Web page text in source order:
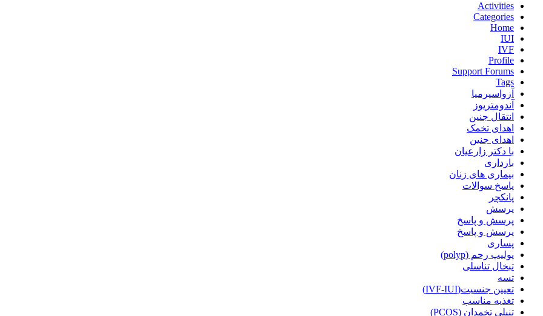
Activities
Categories
Home
IUI
IVF
Profile
Support Forums
Tags
آزواسپرمیا
آندومتریوز
انتقال جنین
اهدای تخمک
اهدای جنین
با دکتر زارعیان
بارداری
بیماری های زنان
پاسخ سوالات
پانکچر
پرسش
پرسش و پاسخ
پرسش و پاسخ
پساری
پولیپ رحم (polyp)
تبخال تناسلی
تسه
تعیین جنسیت(IVF-IUI)
تغذیه مناسب
تنبلی تخمدان (PCOS)